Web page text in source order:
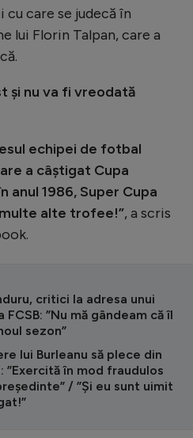
care se judecă în
lui Florin Talpan, care a
și nu va fi vreodată
echipei de fotbal
a câștigat Cupa
anul 1986, Super Cupa
multe alte trofee!”, a scris
critici la adresa unui
FCSB: ”Nu mă gândeam că îl
sezon”
lui Burleanu să plece din
”Exercită în mod fraudulos
/ ”Și eu sunt uimit